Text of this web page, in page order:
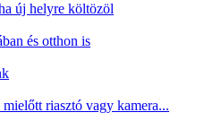
új helyre költözöl
és otthon is
riasztó vagy kamera...